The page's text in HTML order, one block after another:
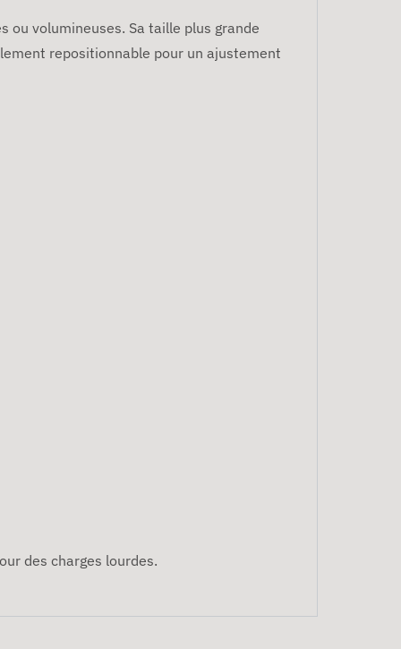
volumineuses. Sa taille plus grande
repositionnable pour un ajustement
des charges lourdes.